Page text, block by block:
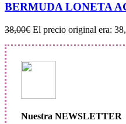
BERMUDA LONETA
38,00€ El precio original era:
Nuestra NEWSLETTER